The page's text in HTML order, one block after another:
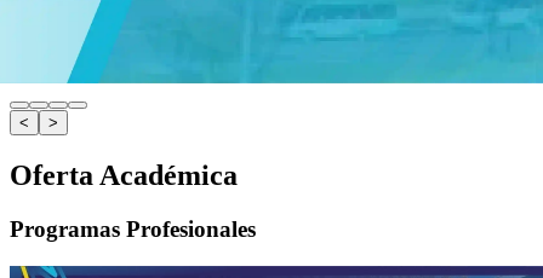
< >
Oferta Académica
Programas Profesionales